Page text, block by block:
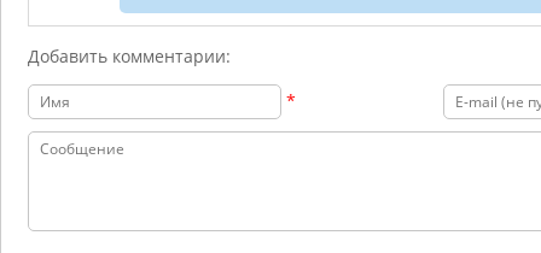
Добавить комментарии:
*